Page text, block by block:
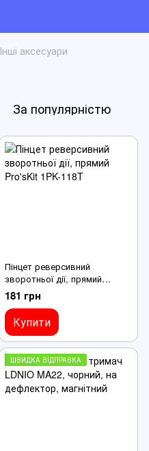
Інші аксесуари
За популярністю
Пінцет реверсивний
зворотньої дії, прямий
Pro'sKit 1PK-118T
181 грн
Купити
ШВИДКА ВІДПРАВКА